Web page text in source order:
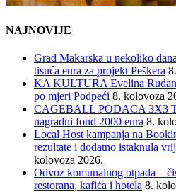
NAJNOVIJE
Grad Makarska u nekoliko
tisuća eura za projekt Peškera
KA KULTURA Evelina Rudan
po mjeri Podpeći 8. kolovoza
CAGEBALL PODACA 3X3
nagradni fond 2000 eura 8.
Local Host kampanja na
rezultate i dodatno istaknula
kolovoza 2026.
Odvoz komunalnog otpada –
restorana, kafića i hotela 8.